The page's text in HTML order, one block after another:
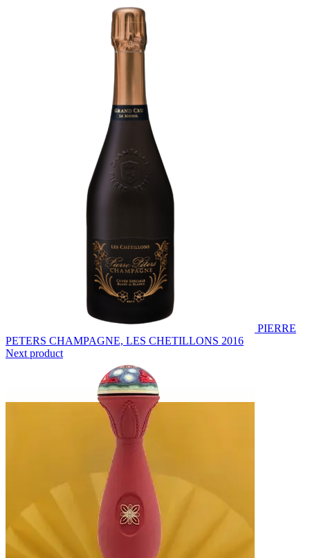
PIERRE
PETERS CHAMPAGNE, LES CHETILLONS 2016
Next product